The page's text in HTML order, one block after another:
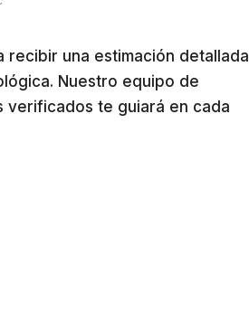
recibir una estimación detallada
Nuestro equipo de
te guiará en cada